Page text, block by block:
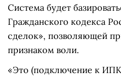
Система будет
Гражданского кодекса
сделок», позволяющей
признаком воли.
«Это (подключение к